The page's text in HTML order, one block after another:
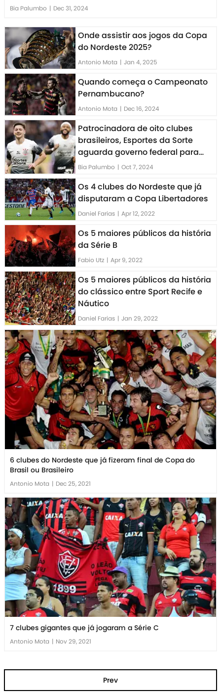
Bia Palumbo | Dec 31, 2024
Onde assistir aos jogos da Copa
do Nordeste 2025?
Antonio Mota | Jan 4, 2025
Quando começa o Campeonato
Pernambucano?
Antonio Mota | Dec 16, 2024
Patrocinadora de oito clubes
brasileiros, Esportes da Sorte
aguarda governo federal para
manter operação
Bia Palumbo | Oct 7, 2024
Os 4 clubes do Nordeste que já
disputaram a Copa Libertadores
Daniel Farias | Apr 12, 2022
Os 5 maiores públicos da história
da Série B
Fabio Utz | Apr 9, 2022
Os 5 maiores públicos da história
do clássico entre Sport Recife e
Náutico
Daniel Farias | Jan 29, 2022
6 clubes do Nordeste que já fizeram final de Copa do
Brasil ou Brasileiro
Antonio Mota | Dec 25, 2021
7 clubes gigantes que já jogaram a Série C
Antonio Mota | Nov 29, 2021
Prev